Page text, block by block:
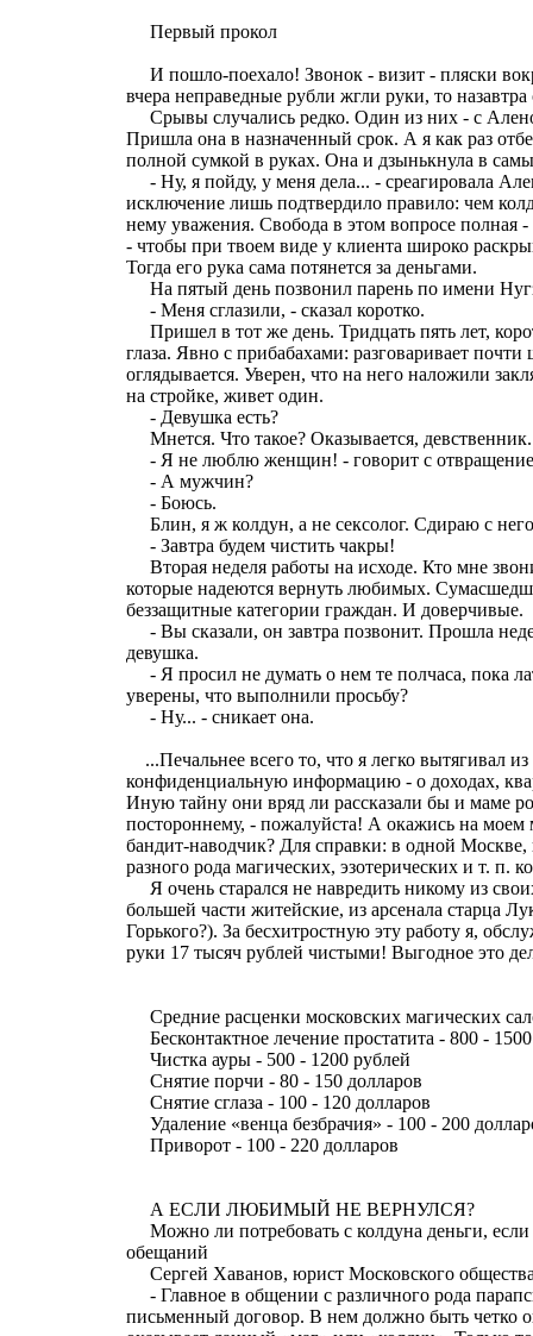
Первый прокол
И пошло-поехало! Звонок - визит - пляски
вчера неправедные рубли жгли руки, то
Срывы случались редко. Один из них - с
Пришла она в назначенный срок. А я как раз
полной сумкой в руках. Она и дзынькнула в
- Ну, я пойду, у меня дела... - среагировала
исключение лишь подтвердило правило: чем
нему уважения. Свобода в этом вопросе полная -
- чтобы при твоем виде у клиента широко
Тогда его рука сама потянется за деньгами.
На пятый день позвонил парень по имени
- Меня сглазили, - сказал коротко.
Пришел в тот же день. Тридцать пять лет,
глаза. Явно с прибабахами: разговаривает
оглядывается. Уверен, что на него наложили
на стройке, живет один.
- Девушка есть?
Мнется. Что такое? Оказывается, девственник.
- Я не люблю женщин! - говорит с
- А мужчин?
- Боюсь.
Блин, я ж колдун, а не сексолог. Сдираю с
- Завтра будем чистить чакры!
Вторая неделя работы на исходе. Кто мне
которые надеются вернуть любимых.
беззащитные категории граждан. И доверчивые.
- Вы сказали, он завтра позвонит. Прошла
девушка.
- Я просил не думать о нем те полчаса, пока
уверены, что выполнили просьбу?
- Ну... - сникает она.
...Печальнее всего то, что я легко вытягивал
конфиденциальную информацию - о доходах,
Иную тайну они вряд ли рассказали бы и маме
постороннему, - пожалуйста! А окажись на
бандит-наводчик? Для справки: в одной
разного рода магических, эзотерических и т. п.
Я очень старался не навредить никому из
большей части житейские, из арсенала старца
Горького?). За бесхитростную эту работу я,
руки 17 тысяч рублей чистыми! Выгодное это
Средние расценки московских магических
Бесконтактное лечение простатита - 800 -
Чистка ауры - 500 - 1200 рублей
Снятие порчи - 80 - 150 долларов
Снятие сглаза - 100 - 120 долларов
Удаление «венца безбрачия» - 100 - 200
Приворот - 100 - 220 долларов
А ЕСЛИ ЛЮБИМЫЙ НЕ ВЕРНУЛСЯ?
Можно ли потребовать с колдуна деньги,
обещаний
Сергей Хаванов, юрист Московского
- Главное в общении с различного рода
письменный договор. В нем должно быть четко